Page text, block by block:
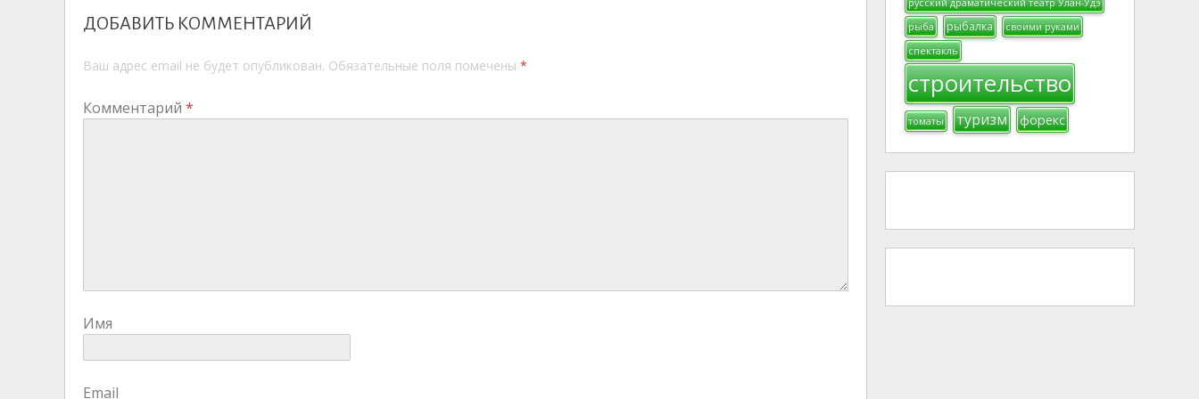
ДОБАВИТЬ КОММЕНТАРИЙ
Ваш адрес email не будет опубликован. Обязательные поля помечены *
Комментарий *
Имя
Email
рыба
рыбалка
своими руками
спектакль
строительство
томаты туризм форекс